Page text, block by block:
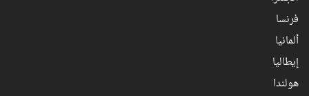
فرنسا
ألمانيا
إيطاليا
هولندا